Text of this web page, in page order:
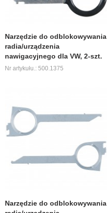
Narzędzie do odblokowywania
radia/urządzenia
nawigacyjnego dla VW, 2-szt.
Nr artykułu.: 500.1375
Narzędzie do odblokowywania